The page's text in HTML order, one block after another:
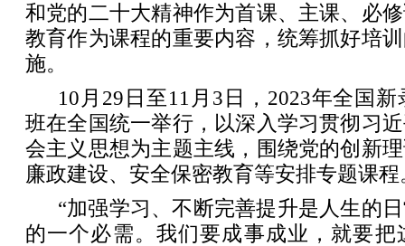
和党的二十大精神作为首课、主课、必
教育作为课程的重要内容，统筹抓好培
施。
10月29日至11月3日，2023年全国
班在全国统一举行，以深入学习贯彻习
会主义思想为主题主线，围绕党的创新
廉政建设、安全保密教育等安排专题课程
“加强学习、不断完善提升是人生的
的一个必需。我们要成事成业，就要把